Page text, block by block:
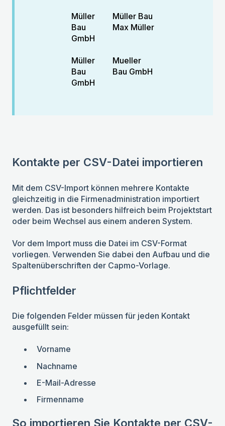
Müller
Bau
GmbH
Müller Bau
Max Müller
Müller
Bau
GmbH
Mueller
Bau GmbH
Kontakte per CSV-Datei importieren
Mit dem CSV-Import können mehrere Kontakte
gleichzeitig in die Firmenadministration importiert
werden. Das ist besonders hilfreich beim Projektstart
oder beim Wechsel aus einem anderen System.
Vor dem Import muss die Datei im CSV-Format
vorliegen. Verwenden Sie dabei den Aufbau und die
Spaltenüberschriften der Capmo-Vorlage.
Pflichtfelder
Die folgenden Felder müssen für jeden Kontakt
ausgefüllt sein:
Vorname
Nachname
E-Mail-Adresse
Firmenname
So importieren Sie Kontakte per CSV-